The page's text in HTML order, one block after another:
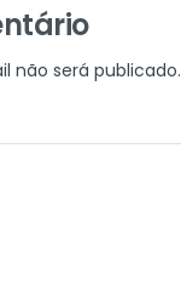
não será publicado.